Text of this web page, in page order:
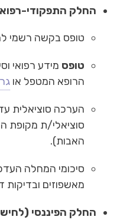
החלק התפקודי-
טופס בקשה רשמי
טופס מידע רפואי
הרופא המטפל או
הערכה סוציאלית
סוציאלי/ת מקופת
האבות).
סיכומי המחלה
מאשפוזים
החלק הפיננסי